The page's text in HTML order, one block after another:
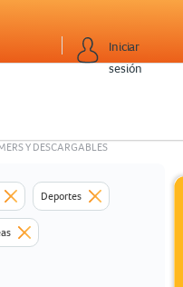
Iniciar
sesión
Y DESCARGABLES
Deportes